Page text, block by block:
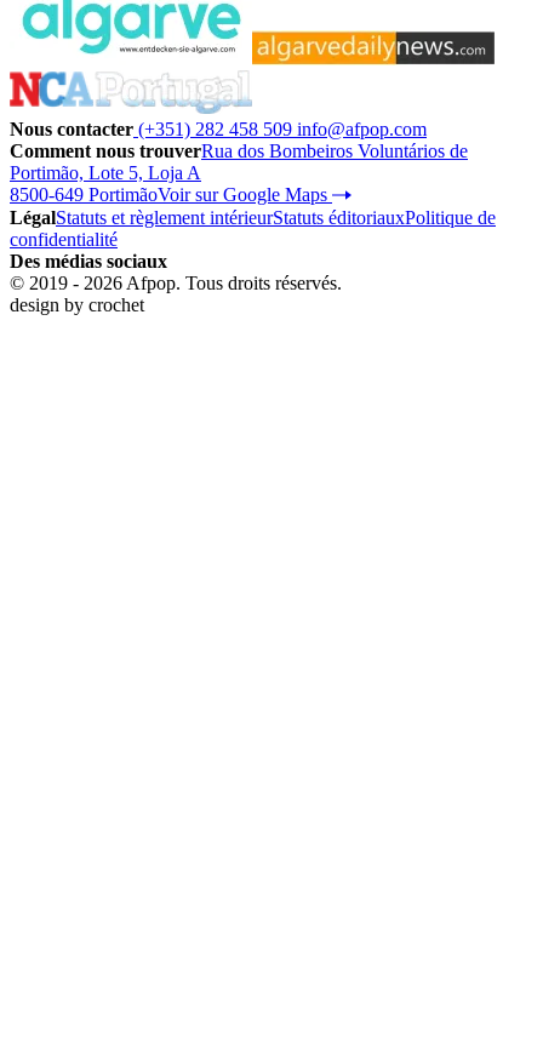
Nous contacter (+351) 282 458 509 info@afpop.com
Comment nous trouverRua dos Bombeiros Voluntários de
Portimão, Lote 5, Loja A
8500-649 PortimãoVoir sur Google Maps
LégalStatuts et règlement intérieurStatuts éditoriauxPolitique de
confidentialité
Des médias sociaux
© 2019 - 2026 Afpop. Tous droits réservés.
design by crochet